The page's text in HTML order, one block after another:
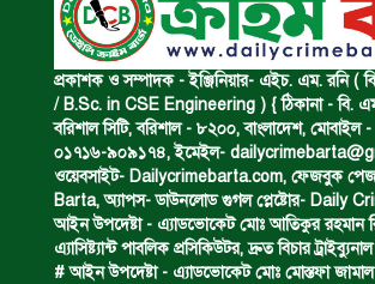
সড়ক দুর্ঘটনায় বাসচাপায়
বিজিবি’র অভিযানে ইয়াবা
অপহৃত রোহিঙ্গা উদ্ধার।
প্রকাশক ও সম্পাদক - ইঞ্জিনিয়ার- এইচ. এম. রনি (
/ B.Sc. in CSE Engineering ) { ঠিকানা - বি.
বরিশাল সিটি, বরিশাল - ৮২০০, বাংলাদেশ, মোবাইল -
০১৭১৬-৯০৯১৭৪, ইমেইল-
ওয়েবসাইট- Dailycrimebarta.com, ফেজবুক
Barta, অ‍্যাপস- ডাউনলোড গুগল প্লেষ্টোর- Daily
আইন উপদেষ্টা - এ্যাডভোকেট মোঃ আতিকুর রহমান
এ‍্যাসিষ্ট‍্যান্ট পাবলিক প্রসিকিউটর, দ্রুত বিচার
# আইন উপদেষ্টা - এ্যাডভোকেট মোঃ মোস্তফা জামাল (